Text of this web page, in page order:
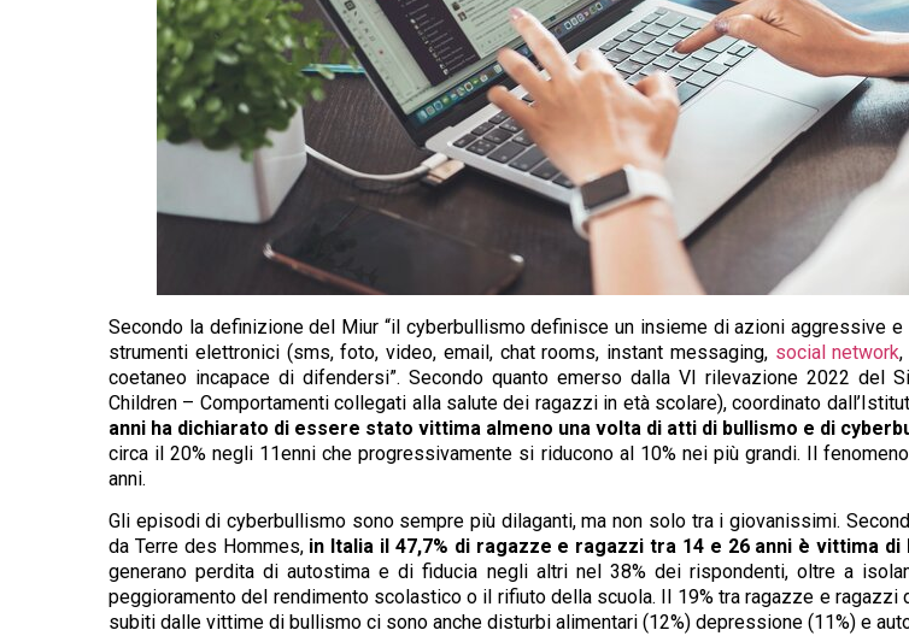
Secondo la definizione del Miur “il cyberbullismo definisce un insieme di azioni aggressive
strumenti elettronici (sms, foto, video, email, chat rooms, instant messaging, social network,
coetaneo incapace di difendersi”. Secondo quanto emerso dalla VI rilevazione 2022 del
Children – Comportamenti collegati alla salute dei ragazzi in età scolare), coordinato
anni ha dichiarato di essere stato vittima almeno una volta di atti di bullismo e di
circa il 20% negli 11enni che progressivamente si riducono al 10% nei più grandi. Il
anni.
Gli episodi di cyberbullismo sono sempre più dilaganti, ma non solo tra i giovanissimi.
da Terre des Hommes, in Italia il 47,7% di ragazze e ragazzi tra 14 e 26 anni è vittima
generano perdita di autostima e di fiducia negli altri nel 38% dei rispondenti, oltre a
peggioramento del rendimento scolastico o il rifiuto della scuola. Il 19% tra ragazze e
subiti dalle vittime di bullismo ci sono anche disturbi alimentari (12%) depressione (11%) e